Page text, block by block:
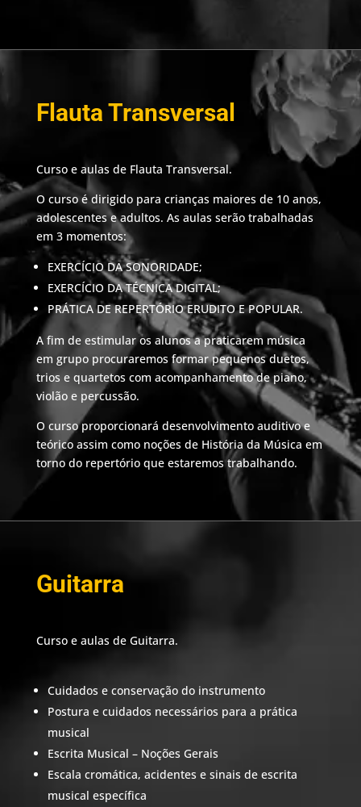
Flauta Transversal
Curso e aulas de Flauta Transversal.
O curso é dirigido para crianças maiores de 10 anos,
adolescentes e adultos. As aulas serão trabalhadas
em 3 momentos:
EXERCÍCIO DA SONORIDADE;
EXERCÍCIO DA TÉCNICA DIGITAL;
PRÁTICA DE REPERTÓRIO ERUDITO E POPULAR.
A fim de estimular os alunos a praticarem música
em grupo procuraremos formar pequenos duetos,
trios e quartetos com acompanhamento de piano,
violão e percussão.
O curso proporcionará desenvolvimento auditivo e
teórico assim como noções de História da Música em
torno do repertório que estaremos trabalhando.
Guitarra
Curso e aulas de Guitarra.
Cuidados e conservação do instrumento
Postura e cuidados necessários para a prática
musical
Escrita Musical – Noções Gerais
Escala cromática, acidentes e sinais de escrita
musical específica